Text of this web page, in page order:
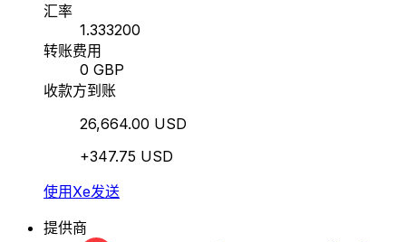
汇率
1.333200
转账费用
0 GBP
收款方到账
26,664.00 USD
+347.75 USD
使用Xe发送
提供商